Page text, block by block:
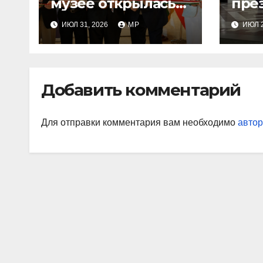
музее открылась
новая выставка
ИЮЛ 31, 2026 MP ИЮЛ
Добавить комментарий
Для отправки комментария вам необходимо